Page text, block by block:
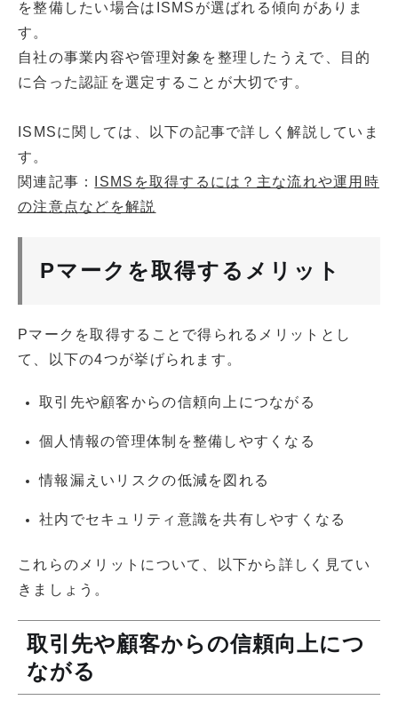
を整備したい場合はISMSが選ばれる傾向がありま
す。
自社の事業内容や管理対象を整理したうえで、目的
に合った認証を選定することが大切です。
ISMSに関しては、以下の記事で詳しく解説していま
す。
関連記事：
ISMSを取得するには？主な流れや運用時
の注意点などを解説
Pマークを取得するメリット
Pマークを取得することで得られるメリットとし
て、以下の4つが挙げられます。
取引先や顧客からの信頼向上につながる
個人情報の管理体制を整備しやすくなる
情報漏えいリスクの低減を図れる
社内でセキュリティ意識を共有しやすくなる
これらのメリットについて、以下から詳しく見てい
きましょう。
取引先や顧客からの信頼向上につ
ながる